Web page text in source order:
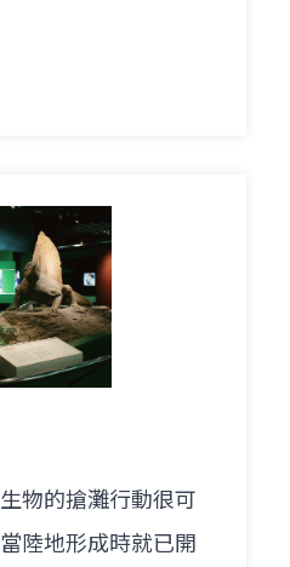
物的搶灘行動很可
陸地形成時就已開